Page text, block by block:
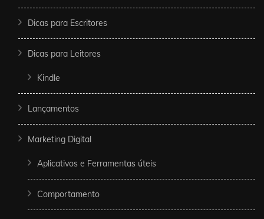
Dicas para Escritores
Dicas para Leitores
Kindle
Lançamentos
Marketing Digital
Aplicativos e Ferramentas úteis
Comportamento